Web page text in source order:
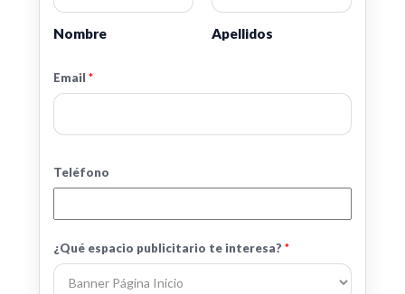
Nombre Apellidos
Email *
a
Teléfono
¿Qué espacio publicitario te interesa? *